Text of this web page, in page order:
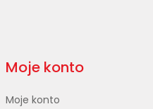
Moje konto
Moje konto